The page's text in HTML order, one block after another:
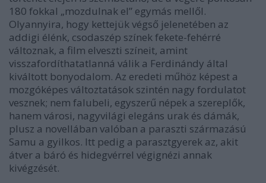
180 fokkal „mozdulnak el” egymás mellől.
Olyannyira, hogy kettejük végső jelenetében az
addigi élénk, csodaszép színek fekete-fehérré
változnak, a film elveszti színeit, amint
visszafordíthatatlanná válik a Ferdinándy által
kiváltott bonyodalom. Az eredeti műhöz képest a
mozgóképes változtatások szintén nagy fordulatot
vesznek; nem falubeli, egyszerű népek a szereplők,
hanem városi, nagyvilági elegáns urak és dámák,
plusz a novellában valóban a paraszti származású
Samu a gyilkos. Itt pedig a parasztgyerek az, akit
átver a báró és hidegvérrel végignézi annak
kivégzését.